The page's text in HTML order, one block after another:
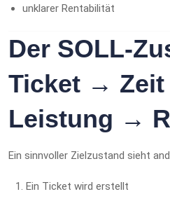
unklarer Rentabilität
Der SOLL-
Ticket →
Leistung →
Ein sinnvoller Zielzustand sieht
Ein Ticket wird erstellt